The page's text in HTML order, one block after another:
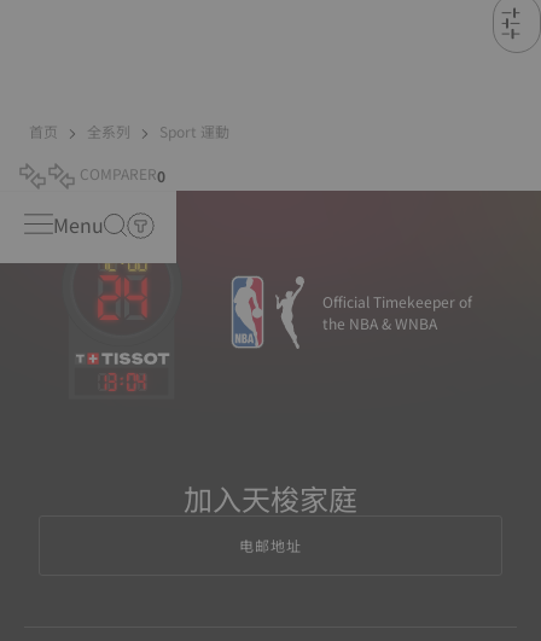
首页 全系列 Sport 運動
COMPARER0
Menu
13:04
Official Timekeeper of
the NBA & WNBA
加入天梭家庭
电邮地址